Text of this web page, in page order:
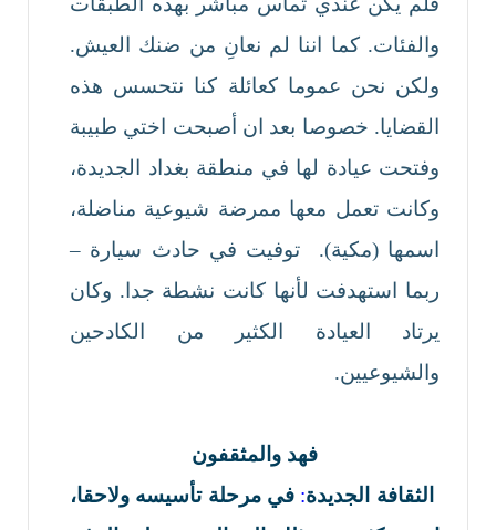
والفئات. كما اننا لم نعانِ من ضنك العيش.
ولكن نحن عموما كعائلة كنا نتحسس هذه
القضايا. خصوصا بعد ان أصبحت اختي طبيبة
وفتحت عيادة لها في منطقة بغداد الجديدة،
وكانت تعمل معها ممرضة شيوعية مناضلة،
اسمها (مكية). توفيت في حادث سيارة –
ربما استهدفت لأنها كانت نشطة جدا. وكان
يرتاد العيادة الكثير من الكادحين
والشيوعيين.
فهد والمثقفون
الثقافة الجديدة: في مرحلة تأسيسه ولاحقا،